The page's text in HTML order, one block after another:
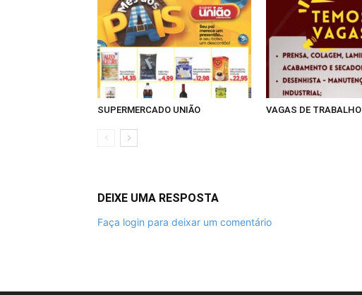
SUPERMERCADO UNIÃO VAGAS DE TRABALHO
DEIXE UMA RESPOSTA
Faça login para deixar um comentário